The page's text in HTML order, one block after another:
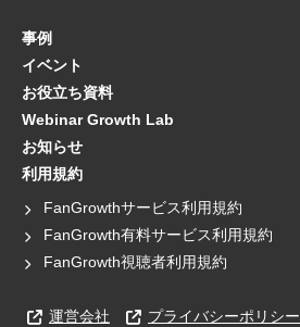
事例
イベント
お役立ち資料
Webinar Growth Lab
お知らせ
利用規約
FanGrowthサービス利用規約
FanGrowth有料サービス利用規約
FanGrowth視聴者利用規約
運営会社 プライバシーポリシー